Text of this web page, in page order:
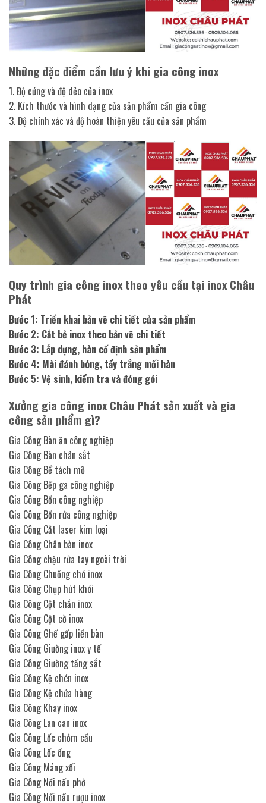
Những đặc điểm cần lưu ý khi gia công inox
1. Độ cứng và độ dẻo của inox
2. Kích thước và hình dạng của sản phẩm cần gia công
3. Độ chính xác và độ hoàn thiện yêu cầu của sản phẩm
Quy trình gia công inox theo yêu cầu tại inox Châu
Phát
Bước 1: Triển khai bản vẽ chi tiết của sản phẩm
Bước 2: Cắt bẻ inox theo bản vẽ chi tiết
Bước 3: Lắp dựng, hàn cố định sản phẩm
Bước 4: Mài đánh bóng, tẩy trắng mối hàn
Bước 5: Vệ sinh, kiểm tra và đóng gói
Xưởng gia công inox Châu Phát sản xuất và gia
công sản phẩm gì?
Gia Công Bàn ăn công nghiệp
Gia Công Bàn chân sắt
Gia Công Bể tách mỡ
Gia Công Bếp ga công nghiệp
Gia Công Bồn công nghiệp
Gia Công Bồn rửa công nghiệp
Gia Công Cắt laser kim loại
Gia Công Chân bàn inox
Gia Công chậu rửa tay ngoài trời
Gia Công Chuồng chó inox
Gia Công Chụp hút khói
Gia Công Cột chắn inox
Gia Công Cột cờ inox
Gia Công Ghế gấp liền bàn
Gia Công Giường inox y tế
Gia Công Giường tầng sắt
Gia Công Kệ chén inox
Gia Công Kệ chứa hàng
Gia Công Khay inox
Gia Công Lan can inox
Gia Công Lốc chỏm cầu
Gia Công Lốc ống
Gia Công Máng xối
Gia Công Nồi nấu phở
Gia Công Nồi nấu rượu inox